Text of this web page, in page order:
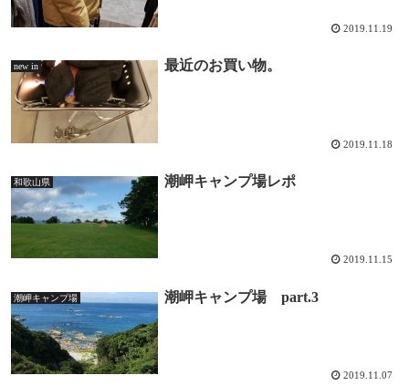
2019.11.19
new in 最近のお買い物。
2019.11.18
和歌山県 潮岬キャンプ場レポ
2019.11.15
潮岬キャンプ場 潮岬キャンプ場 part.3
2019.11.07